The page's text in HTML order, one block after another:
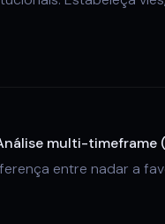
multi-timeframe
entre nadar a